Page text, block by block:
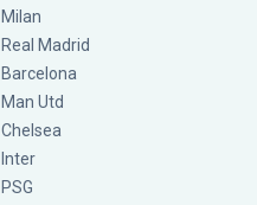
Milan
Real Madrid
Barcelona
Man Utd
Chelsea
Inter
PSG